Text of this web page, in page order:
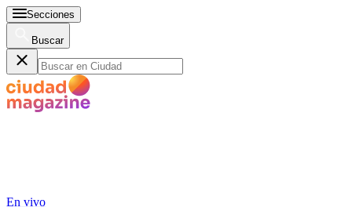
Secciones
Buscar
En vivo